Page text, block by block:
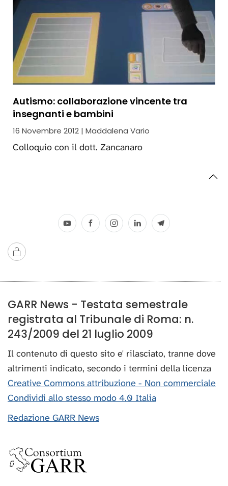
Autismo: collaborazione vincente tra
insegnanti e bambini
16 Novembre 2012 | Maddalena Vario
Colloquio con il dott. Zancanaro
GARR News - Testata semestrale
registrata al Tribunale di Roma: n.
243/2009 del 21 luglio 2009
Il contenuto di questo sito e' rilasciato, tranne dove
altrimenti indicato, secondo i termini della licenza
Creative Commons attribuzione - Non commerciale
Condividi allo stesso modo 4.0 Italia
Redazione GARR News